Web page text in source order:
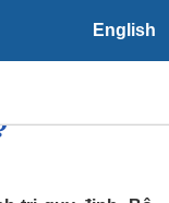
English
định